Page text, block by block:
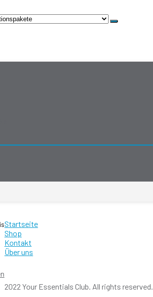
Startseite
Shop
Kontakt
Über uns
2022 Your Essentials Club. All rights reserved.